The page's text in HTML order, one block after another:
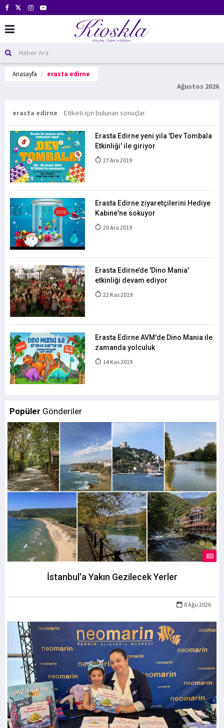
Anasayfa erasta edirne
Ağustos 2026
erasta edirne Etiketi için bulunan sonuçlar
Erasta Edirne yeni yıla 'Dev Tombala
Etkinliği' ile giriyor
27 Ara 2019
Erasta Edirne ziyaretçilerini Hediye
Kabine'ne sokuyor
20 Ara 2019
Erasta Edirne’de 'Dino Mania'
etkinliği devam ediyor
22 Kas 2019
Erasta Edirne AVM'de Dino Mania ile
zamanda yolculuk
14 Kas 2019
Popüler Gönderiler
İstanbul'a Yakın Gezilecek Yerler
8 Ağu 2026